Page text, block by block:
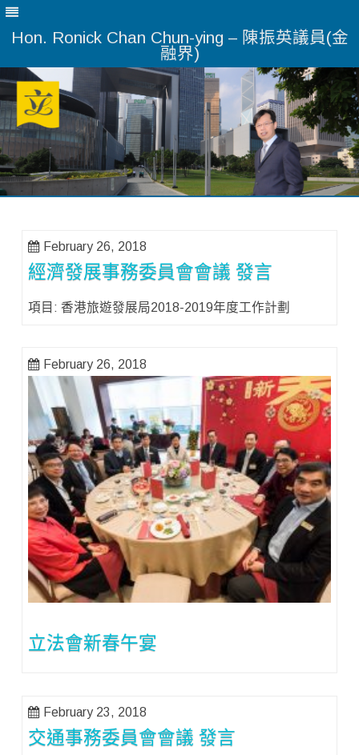
Hon. Ronick Chan Chun-ying – 陳振英議員(金
融界)
February 26, 2018
經濟發展事務委員會會議 發言
項目: 香港旅遊發展局2018-2019年度工作計劃
February 26, 2018
立法會新春午宴
February 23, 2018
交通事務委員會會議 發言